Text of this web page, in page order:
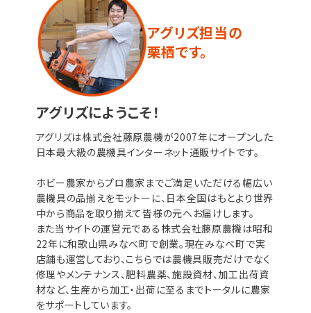
アグリズ担当の
栗栖です。
アグリズにようこそ！
アグリズは株式会社藤原農機が2007年にオープンした
日本最大級の農機具インターネット通販サイトです。
ホビー農家からプロ農家までご満足いただける幅広い
農機具の品揃えをモットーに、日本全国はもとより世界
中から商品を取り揃えて皆様の元へお届けします。
また当サイトの運営元である株式会社藤原農機は昭和
22年に和歌山県みなべ町で創業。現在みなべ町で実
店舗も運営しており、こちらでは農機具販売だけでなく
修理やメンテナンス、肥料農薬、施設資材、加工出荷資
材など、生産から加工・出荷に至るまでトータルに農家
をサポートしています。